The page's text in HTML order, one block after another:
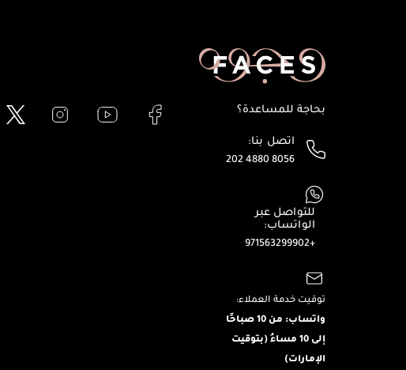
بحاجة للمساعدة؟
اتصل بنا:
202 4880 8056
للتواصل عبر
الواتساب:
+971563299902
توقيت خدمة العملاء:
واتساب: من 10 صباحًا
إلى 10 مساءُ (بتوقيت
الإمارات)